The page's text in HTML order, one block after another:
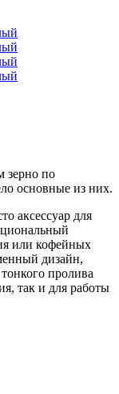
зерно по
основные из них.
аксессуар для
или кофейных
дизайн,
пролива
так и для работы